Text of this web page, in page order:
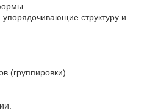
структуру и
(группировки).